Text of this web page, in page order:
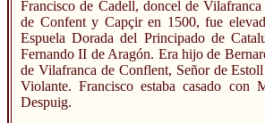
Francisco de Cadell, doncel de
de Confent y Capçir en 1500, fue
Espuela Dorada del Principado de
Fernando II de Aragón. Era hijo de
de Vilafranca de Conflent, Señor de
Violante. Francisco estaba casado con
Despuig.